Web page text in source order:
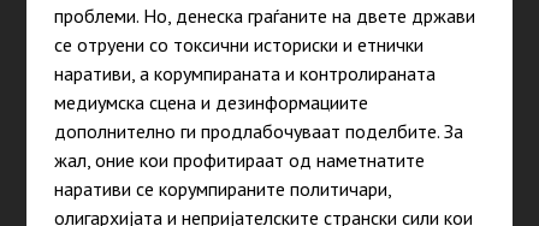
проблеми. Но, денеска граѓаните на двете држави
се отруени со токсични историски и етнички
наративи, а корумпираната и контролираната
медиумска сцена и дезинформациите
дополнително ги продлабочуваат поделбите. За
жал, оние кои профитираат од наметнатите
наративи се корумпираните политичари,
олигархијата и непријателските странски сили кои